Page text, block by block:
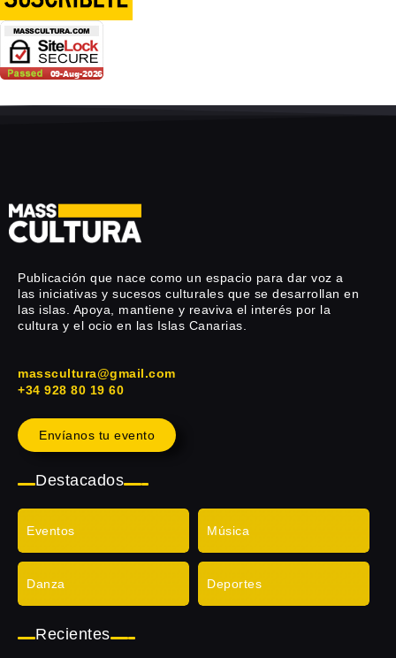
Publicación que nace como un espacio para dar voz a
las iniciativas y sucesos culturales que se desarrollan en
las islas. Apoya, mantiene y reaviva el interés por la
cultura y el ocio en las Islas Canarias.
masscultura@gmail.com
+34 928 80 19 60
Envíanos tu evento
Destacados
Eventos Música
Danza Deportes
Recientes